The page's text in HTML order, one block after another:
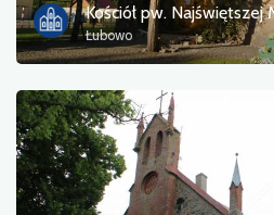
Kościół pw. Najświętszej
Łubowo